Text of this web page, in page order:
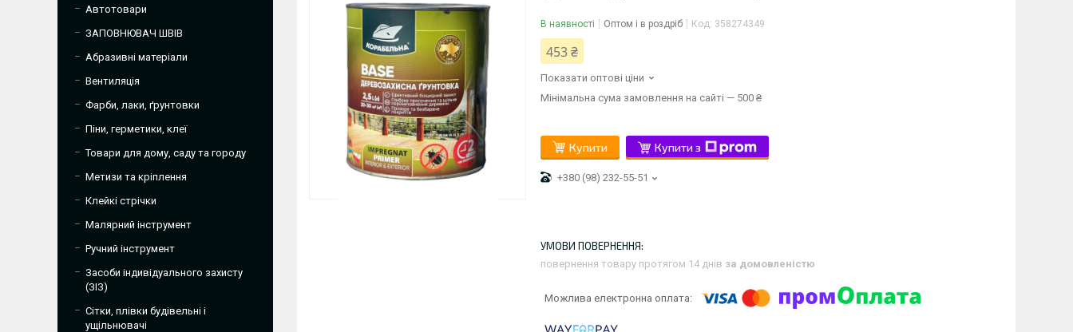
В наявності Оптом і в роздріб Код: 358274349
453 ₴
Показати оптові ціни
Мінімальна сума замовлення на сайті — 500 ₴
Купити Купити з
+380 (98) 232-55-51
повернення товару протягом 14 днів за домовленістю
Автотовари
ЗАПОВНЮВАЧ ШВІВ
Абразивні матеріали
Вентиляція
Фарби, лаки, ґрунтовки
Піни, герметики, клеї
Товари для дому, саду та городу
Метизи та кріплення
Клейкі стрічки
Малярний інструмент
Ручний інструмент
Засоби індивідуального захисту
(ЗІЗ)
Сітки, плівки будівельні і
ущільнювачі